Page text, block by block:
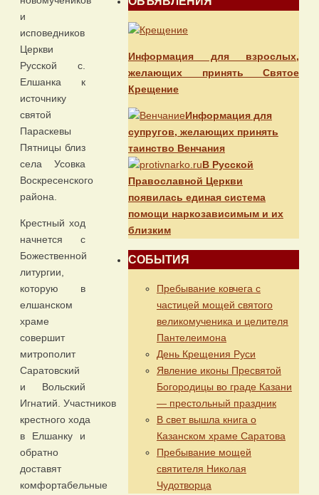
и
исповедников
Церкви
Русской с.
Елшанка к
источнику
святой
Параскевы
Пятницы близ
села Усовка
Воскресенского
района.
Крестный ход
начнется с
Божественной
литургии,
которую в
елшанском
храме
совершит
митрополит
Саратовский
и Вольский
Игнатий. Участников
крестного хода
в Елшанку и
обратно
доставят
комфортабельные
Информация для взрослых,
желающих принять Святое
Крещение
Информация для
супругов, желающих принять
таинство Венчания
В Русской
Православной Церкви
появилась единая система
помощи наркозависимым и их
близким
СОБЫТИЯ
Пребывание ковчега с
частицей мощей святого
великомученика и целителя
Пантелеимона
День Крещения Руси
Явление иконы Пресвятой
Богородицы во граде Казани
— престольный праздник
В свет вышла книга о
Казанском храме Саратова
Пребывание мощей
святителя Николая
Чудотворца